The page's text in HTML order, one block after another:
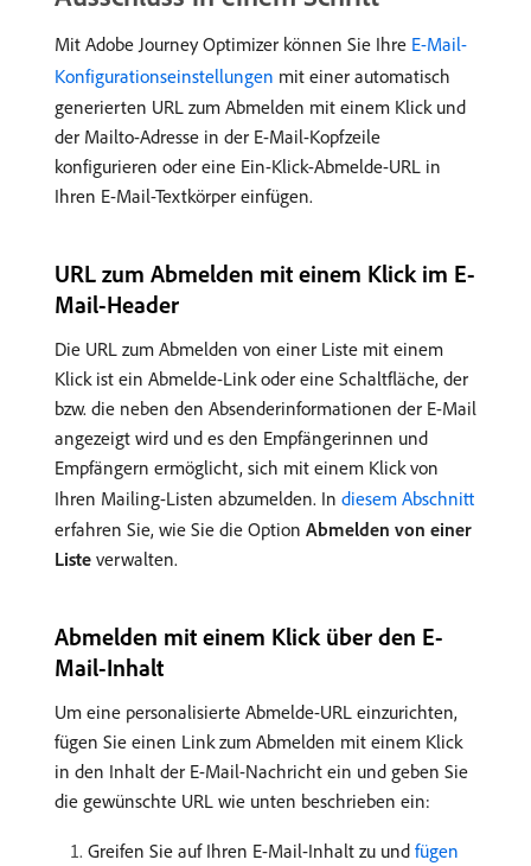
Mit Adobe Journey Optimizer können Sie Ihre E-Mail-
Konfigurationseinstellungen mit einer automatisch
generierten URL zum Abmelden mit einem Klick und
der Mailto-Adresse in der E-Mail-Kopfzeile
konfigurieren oder eine Ein-Klick-Abmelde-URL in
Ihren E-Mail-Textkörper einfügen.
URL zum Abmelden mit einem Klick im E-
Mail-Header
Die URL zum Abmelden von einer Liste mit einem
Klick ist ein Abmelde-Link oder eine Schaltfläche, der
bzw. die neben den Absenderinformationen der E-Mail
angezeigt wird und es den Empfängerinnen und
Empfängern ermöglicht, sich mit einem Klick von
Ihren Mailing-Listen abzumelden. In diesem Abschnitt
erfahren Sie, wie Sie die Option Abmelden von einer
Liste verwalten.
Abmelden mit einem Klick über den E-
Mail-Inhalt
Um eine personalisierte Abmelde-URL einzurichten,
fügen Sie einen Link zum Abmelden mit einem Klick
in den Inhalt der E-Mail-Nachricht ein und geben Sie
die gewünschte URL wie unten beschrieben ein:
Greifen Sie auf Ihren E-Mail-Inhalt zu und fügen